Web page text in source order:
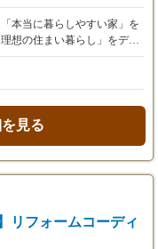
経験・資格等を考慮し、選
可能性があります。
間みなし残業がつき、超え
。
決算賞与あり）
本当に暮らしやすい家」を
想の住まい暮らし」をデザ
ては、
のヒアリングを行い、現地
パースの作成（Walk in hom
行います。 その後、詳細な
調整、そして現場管理まで
コミュニケーションを取り
た、社員自身の「家にこん
かった」といった実体験を
デアを融合させるなど、自
設計2
見る
リフォームコーディ